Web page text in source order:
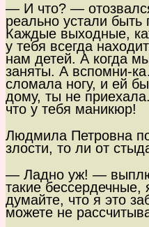
— И что? —
реально устали быть
Каждые выходные,
у тебя всегда
нам детей. А когда
заняты. А вспомни-
сломала ногу, и ей
дому, ты не
что у тебя маникюр!
Людмила Петровна
злости, то ли от
— Ладно уж! —
такие бессердечные,
думайте, что я это
можете не